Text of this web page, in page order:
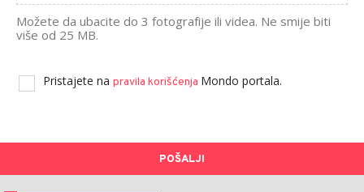
Možete da ubacite do 3 fotografije ili videa. Ne smije biti
više od 25 MB.
Pristajete na pravila korišćenja Mondo portala.
POŠALJI